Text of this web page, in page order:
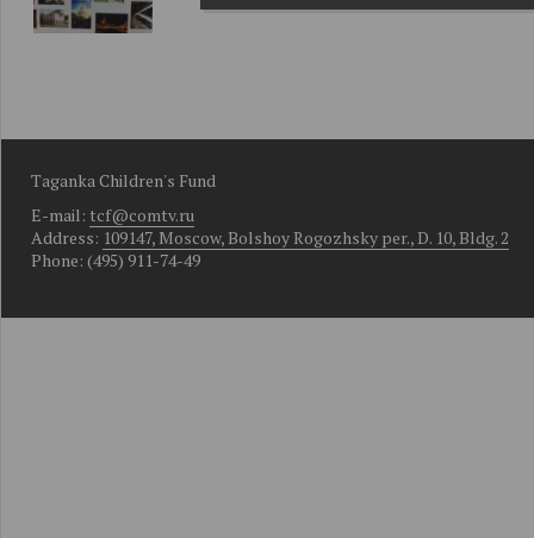
Taganka Children's Fund
E-mail: tcf@comtv.ru
Address: 109147, Moscow, Bolshoy Rogozhsky per., D. 10, Bldg. 2
Phone: (495) 911-74-49